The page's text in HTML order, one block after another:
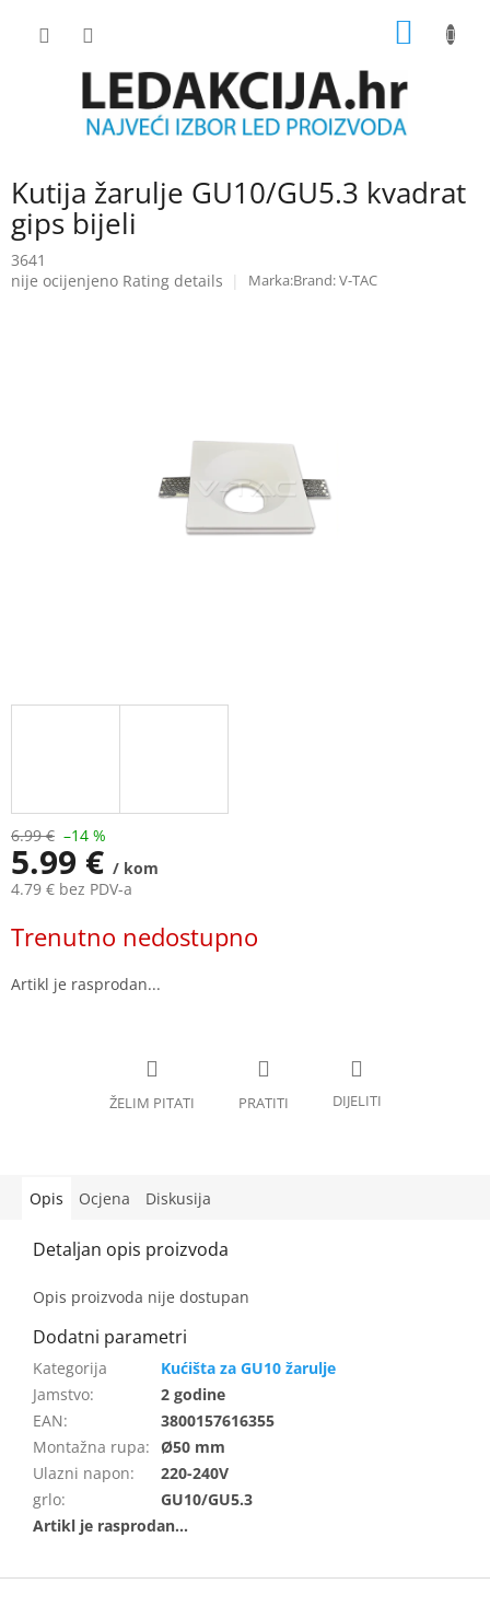
Kutija žarulje GU10/GU5.3 kvadrat
gips bijeli
3641
The
nije ocijenjeno Rating details Brand:V-TAC
6.99 € –14 %
5.99 € / kom
4.79 € bez PDV-a
price:
Trenutno nedostupno
Opis Ocjena Diskusija
Opis proizvoda nije dostupan
Kućišta za GU10 žarulje
Jamstvo:
2 godine
EAN:
3800157616355
Montažna rupa: Ø50 mm
Ulazni napon:
220-240V
grlo: GU10/GU5.3
F